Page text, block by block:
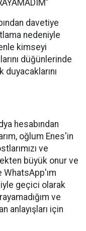
davetiye
nedeniyle
kimseyi
düğünlerinde
hesabından
oğlum Enes'in
ve
büyük onur ve
WhatsApp'ım
geçici olarak
ve
anlayışları için